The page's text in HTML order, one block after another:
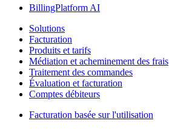
BillingPlatform AI
Solutions
Facturation
Produits et tarifs
Médiation et acheminement des frais
Traitement des commandes
Évaluation et facturation
Comptes débiteurs
Facturation basée sur l'utilisation